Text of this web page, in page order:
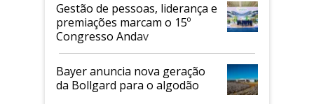
Gestão de pessoas, liderança e
premiações marcam o 15º
Congresso Andav
Bayer anuncia nova geração
da Bollgard para o algodão